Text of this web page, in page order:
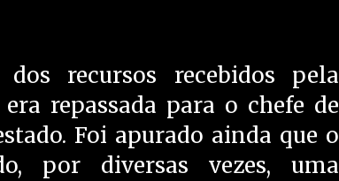
recursos recebidos pela
repassada para o chefe de
Foi apurado ainda que o
por diversas vezes, uma